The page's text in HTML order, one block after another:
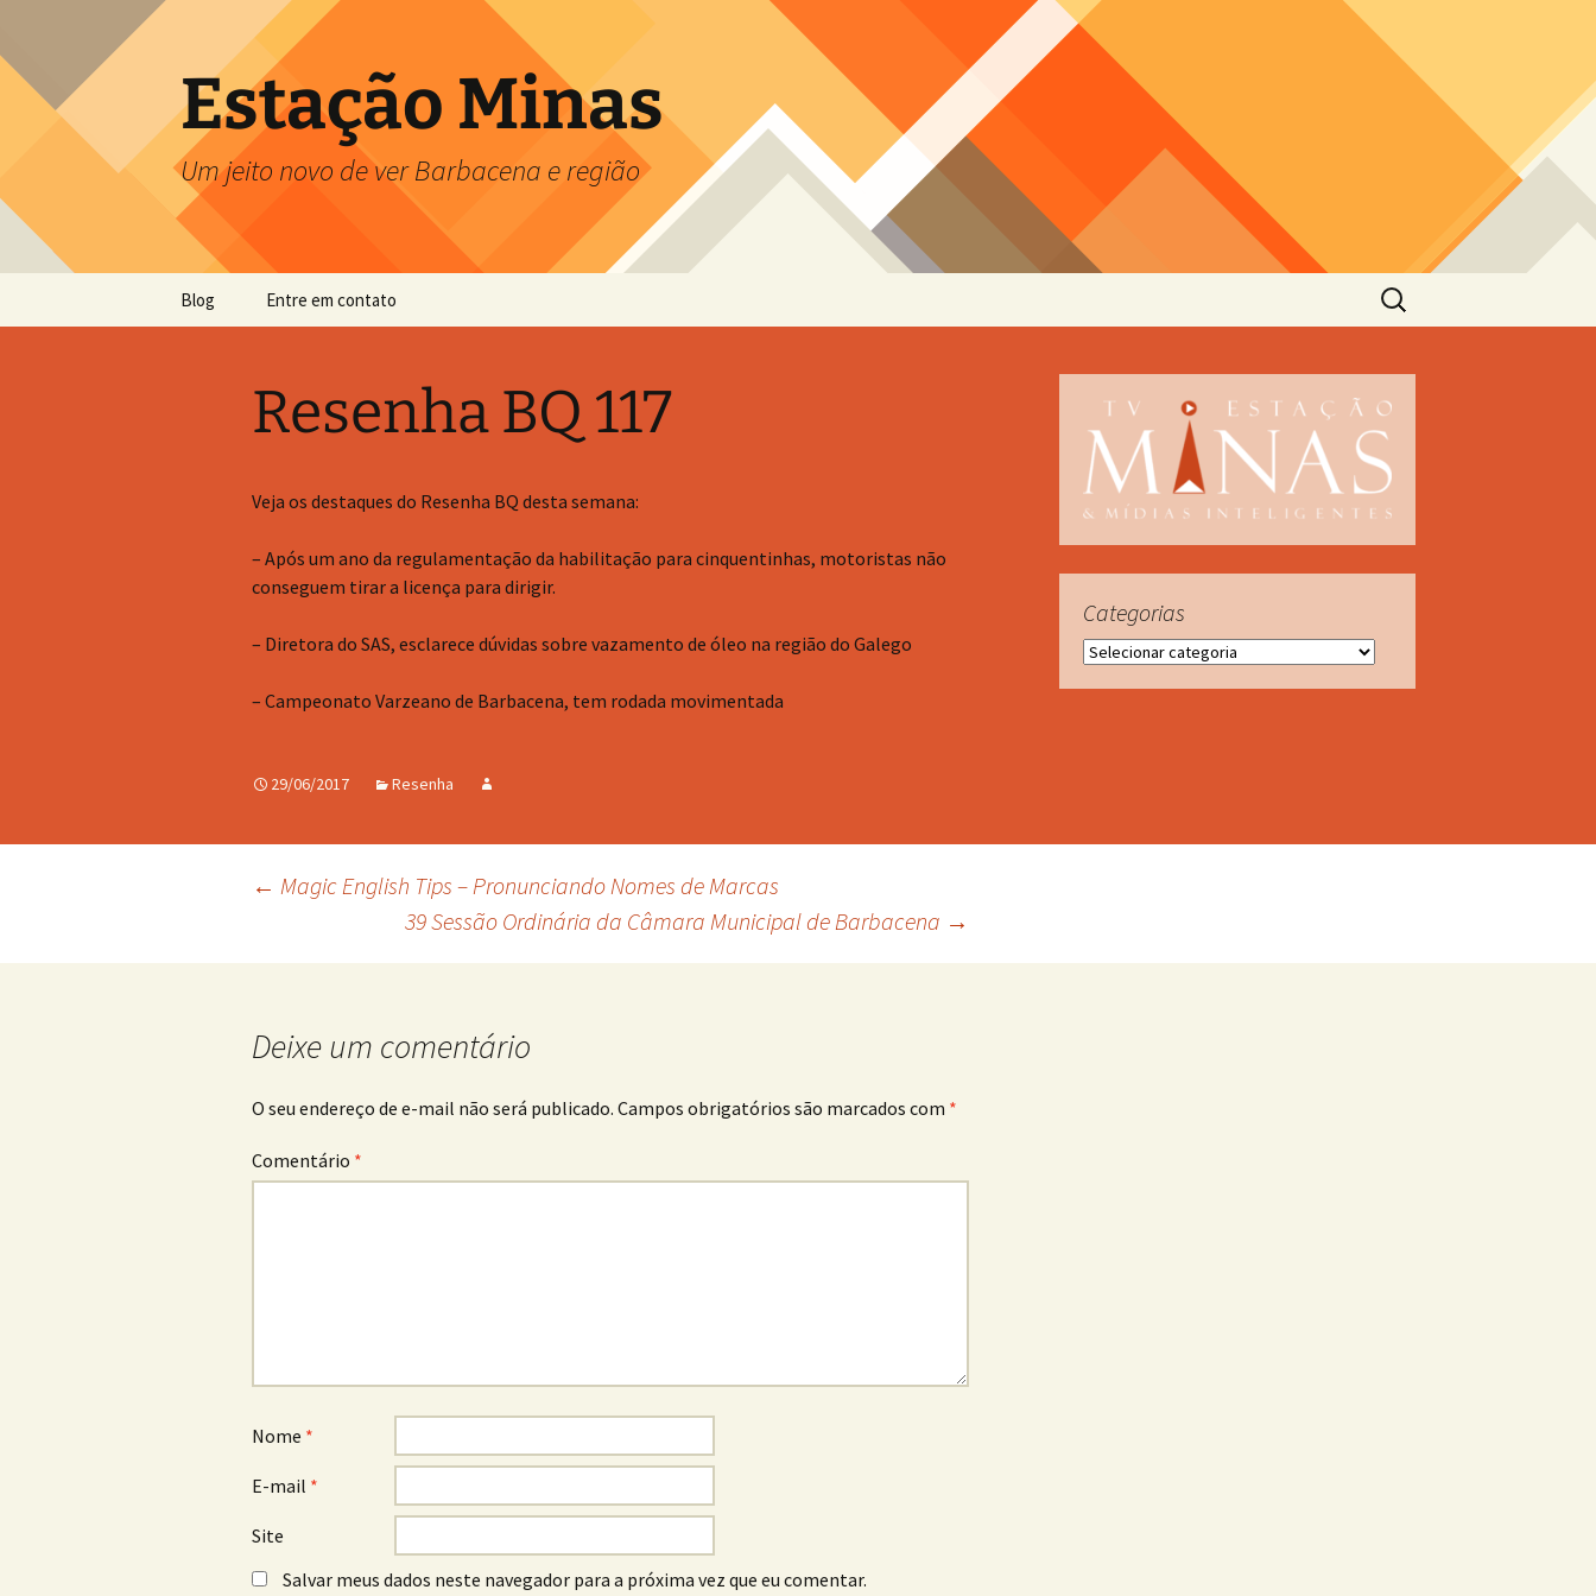
o
conteúdo
Estação Minas
Um jeito novo de ver Barbacena e região
Blog Entre em contato
Pesquisar
por:
Resenha BQ 117
Veja os destaques do Resenha BQ desta semana:
– Após um ano da regulamentação da habilitação para cinquentinhas, motoristas não
conseguem tirar a licença para dirigir.
– Diretora do SAS, esclarece dúvidas sobre vazamento de óleo na região do Galego
– Campeonato Varzeano de Barbacena, tem rodada movimentada
29/06/2017 Resenha
Navegação
de
← Magic English Tips – Pronunciando Nomes de Marcas
39 Sessão Ordinária da Câmara Municipal de Barbacena →
Deixe um comentário
O seu endereço de e-mail não será publicado. Campos obrigatórios são marcados com *
Comentário *
Nome *
E-mail *
Site
Salvar meus dados neste navegador para a próxima vez que eu comentar.
Categorias
Categorias